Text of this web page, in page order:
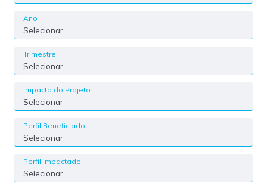
Ano
Selecionar
Trimestre
Selecionar
Impacto do Projeto
Selecionar
Perfil Beneficiado
Selecionar
Perfil Impactado
Selecionar